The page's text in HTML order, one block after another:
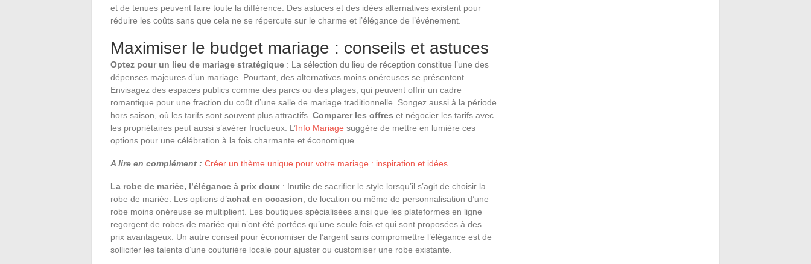
et de tenues peuvent faire toute la différence. Des astuces et des idées alternatives existent pour
réduire les coûts sans que cela ne se répercute sur le charme et l’élégance de l’événement.
Maximiser le budget mariage : conseils et astuces
Optez pour un lieu de mariage stratégique : La sélection du lieu de réception constitue l’une des
dépenses majeures d’un mariage. Pourtant, des alternatives moins onéreuses se présentent.
Envisagez des espaces publics comme des parcs ou des plages, qui peuvent offrir un cadre
romantique pour une fraction du coût d’une salle de mariage traditionnelle. Songez aussi à la période
hors saison, où les tarifs sont souvent plus attractifs. Comparer les offres et négocier les tarifs avec
les propriétaires peut aussi s’avérer fructueux. L’Info Mariage suggère de mettre en lumière ces
options pour une célébration à la fois charmante et économique.
A lire en complément : Créer un thème unique pour votre mariage : inspiration et idées
La robe de mariée, l’élégance à prix doux : Inutile de sacrifier le style lorsqu’il s’agit de choisir la
robe de mariée. Les options d’achat en occasion , de location ou même de personnalisation d’une
robe moins onéreuse se multiplient. Les boutiques spécialisées ainsi que les plateformes en ligne
regorgent de robes de mariée qui n’ont été portées qu’une seule fois et qui sont proposées à des
prix avantageux. Un autre conseil pour économiser de l’argent sans compromettre l’élégance est de
solliciter les talents d’une couturière locale pour ajuster ou customiser une robe existante.